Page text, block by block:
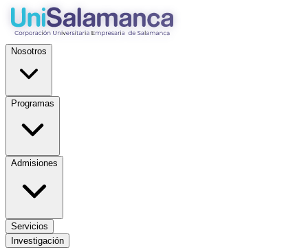
Nosotros
Programas
Admisiones
Servicios
Investigación